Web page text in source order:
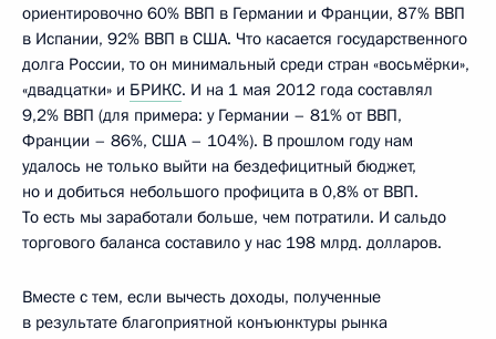
ориентировочно 60% ВВП в Германии и Франции, 87% ВВП
в Испании, 92% ВВП в США. Что касается государственного
долга России, то он минимальный среди стран «восьмёрки»,
«двадцатки» и БРИКС. И на 1 мая 2012 года составлял
9,2% ВВП (для примера: у Германии – 81% от ВВП,
Франции – 86%, США – 104%). В прошлом году нам
удалось не только выйти на бездефицитный бюджет,
но и добиться небольшого профицита в 0,8% от ВВП.
То есть мы заработали больше, чем потратили. И сальдо
торгового баланса составило у нас 198 млрд. долларов.
Вместе с тем, если вычесть доходы, полученные
в результате благоприятной конъюнктуры рынка